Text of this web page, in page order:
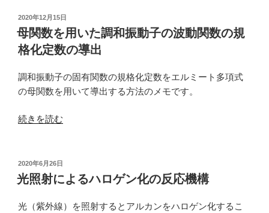
投
稿
日:
2020年12月15日
母関数を用いた調和振動子の波動関数の規
格化定数の導出
調和振動子の固有関数の規格化定数をエルミート多項式
の母関数を用いて導出する方法のメモです。
“母
を
用
た
続きを読む
投
稿
日:
2020年6月26日
光照射によるハロゲン化の反応機構
光（紫外線）を照射するとアルカンをハロゲン化するこ